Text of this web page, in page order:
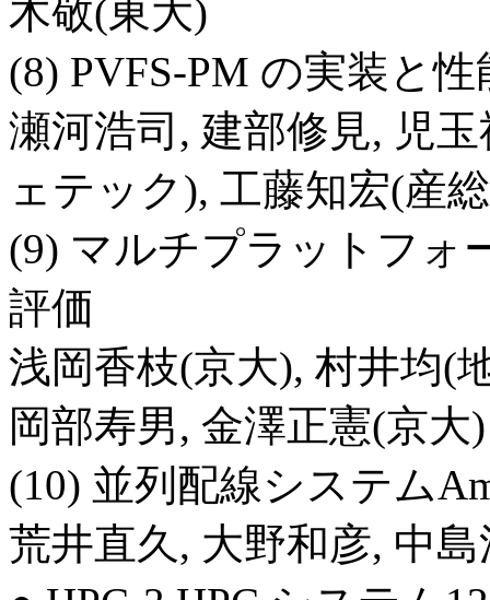
木敬(東大)
(8) PVFS-PM の実装と性
瀬河浩司, 建部修見, 児
ェテック), 工藤知宏(産
(9) マルチプラットフォ
評価
浅岡香枝(京大), 村井均(
岡部寿男, 金澤正憲(京大)
(10) 並列配線システム
荒井直久, 大野和彦, 中